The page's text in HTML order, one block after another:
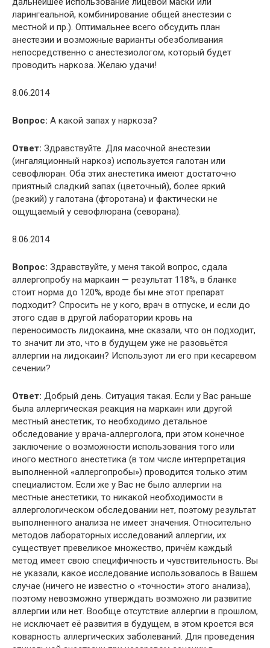
ларингеальной, комбинирование общей анестезии с
местной и пр.). Оптимальнее всего обсудить план
анестезии и возможные варианты обезболивания
непосредственно с анестезиологом, который будет
проводить наркоза. Желаю удачи!
8.06.2014
Вопрос: А какой запах у наркоза?
Ответ: Здравствуйте. Для масочной анестезии
(ингаляционный наркоз) используется галотан или
севофлюран. Оба этих анестетика имеют достаточно
приятный сладкий запах (цветочный), более яркий
(резкий) у галотана (фторотана) и фактически не
ощущаемый у севофлюрана (севорана).
8.06.2014
Вопрос: Здравствуйте, у меня такой вопрос, сдала
аллергопробу на маркаин — результат 118%, в бланке
стоит норма до 120%, вроде бы мне этот препарат
подходит? Спросить не у кого, врач в отпуске, и если до
этого сдав в другой лаборатории кровь на
переносимость лидокаина, мне сказали, что он подходит,
то значит ли это, что в будущем уже не разовьётся
аллергии на лидокаин? Используют ли его при кесаревом
сечении?
Ответ: Добрый день. Ситуация такая. Если у Вас раньше
была аллергическая реакция на маркаин или другой
местный анестетик, то необходимо детальное
обследование у врача-аллерголога, при этом конечное
заключение о возможности использования того или
иного местного анестетика (в том числе интерпретация
выполненной «аллергопробы») проводится только этим
специалистом. Если же у Вас не было аллергии на
местные анестетики, то никакой необходимости в
аллергологическом обследовании нет, поэтому результат
выполненного анализа не имеет значения. Относительно
методов лабораторных исследований аллергии, их
существует превеликое множество, причём каждый
метод имеет свою специфичность и чувствительность. Вы
не указали, какое исследование использовалось в Вашем
случае (ничего не известно о «точности» этого анализа),
поэтому невозможно утверждать возможно ли развитие
аллергии или нет. Вообще отсутствие аллергии в прошлом,
не исключает её развития в будущем, в этом кроется вся
коварность аллергических заболеваний. Для проведения